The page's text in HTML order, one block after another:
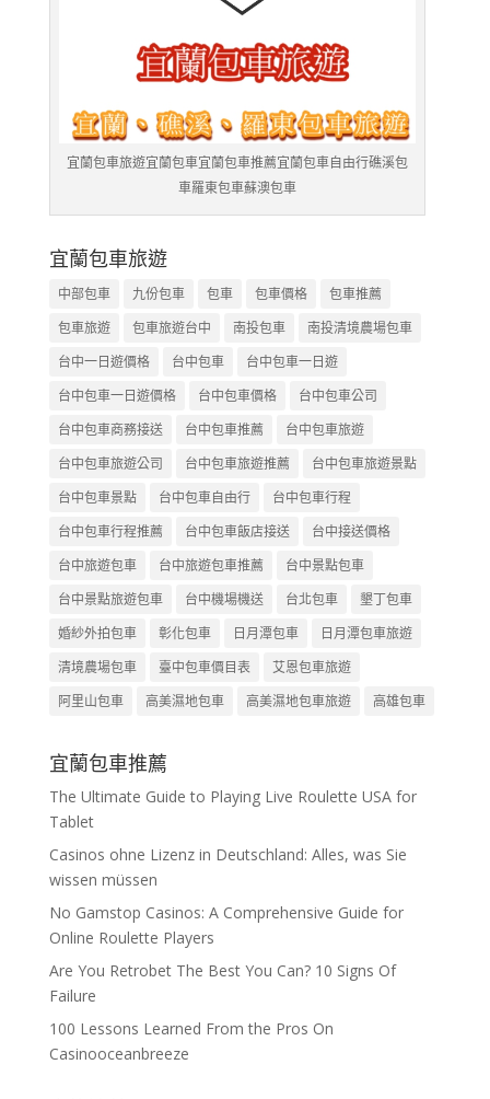
宜蘭包車旅遊宜蘭包車宜蘭包車推薦宜蘭包車自由行礁溪包
車羅東包車蘇澳包車
宜蘭包車旅遊
中部包車 九份包車 包車 包車價格
包車推薦
包車旅遊
包車旅遊台中 南投包車
南投清境農場包車
台中一日遊價格
台中包車
台中包車一日遊
台中包車一日遊價格
台中包車價格
台中包車公司
台中包車商務接送
台中包車推薦
台中包車旅遊
台中包車旅遊公司
台中包車旅遊推薦
台中包車旅遊景點
台中包車景點
台中包車自由行
台中包車行程
台中包車行程推薦
台中包車飯店接送
台中接送價格
台中旅遊包車
台中旅遊包車推薦
台中景點包車
台中景點旅遊包車
台中機場機送 台北包車
墾丁包車
婚紗外拍包車
彰化包車 日月潭包車
日月潭包車旅遊
清境農場包車
臺中包車價目表
艾恩包車旅遊
阿里山包車
高美濕地包車 高美濕地包車旅遊 高雄包車
宜蘭包車推薦
The Ultimate Guide to Playing Live Roulette USA for
Tablet
Casinos ohne Lizenz in Deutschland: Alles, was Sie
wissen müssen
No Gamstop Casinos: A Comprehensive Guide for
Online Roulette Players
Are You Retrobet The Best You Can? 10 Signs Of
Failure
100 Lessons Learned From the Pros On
Casinooceanbreeze